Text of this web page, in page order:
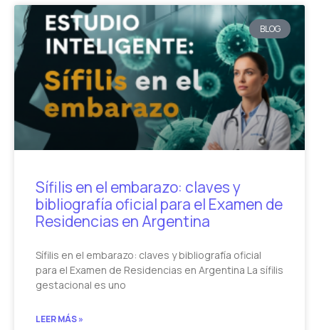
BLOG
Sífilis en el embarazo: claves y
bibliografía oficial para el Examen de
Residencias en Argentina
Sífilis en el embarazo: claves y bibliografía oficial
para el Examen de Residencias en Argentina La sífilis
gestacional es uno
LEER MÁS »